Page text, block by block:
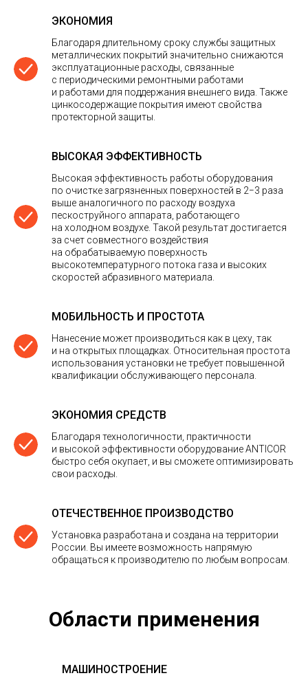
ЭКОНОМИЯ
Благодаря длительному сроку службы защитных
металлических покрытий значительно снижаются
эксплуатационные расходы, связанные
с периодическими ремонтными работами
и работами для поддержания внешнего вида. Также
цинкосодержащие покрытия имеют свойства
протекторной защиты.
ВЫСОКАЯ ЭФФЕКТИВНОСТЬ
Высокая эффективность работы оборудования
по очистке загрязненных поверхностей в 2−3 раза
выше аналогичного по расходу воздуха
пескоструйного аппарата, работающего
на холодном воздухе. Такой результат достигается
за счет совместного воздействия
на обрабатываемую поверхность
высокотемпературного потока газа и высоких
скоростей абразивного материала.
МОБИЛЬНОСТЬ И ПРОСТОТА
Нанесение может производиться как в цеху, так
и на открытых площадках. Относительная простота
использования установки не требует повышенной
квалификации обслуживающего персонала.
ЭКОНОМИЯ СРЕДСТВ
Благодаря технологичности, практичности
и высокой эффективности оборудование ANTICOR
быстро себя окупает, и вы сможете оптимизировать
свои расходы.
ОТЕЧЕСТВЕННОЕ ПРОИЗВОДСТВО
Установка разработана и создана на территории
России. Вы имеете возможность напрямую
обращаться к производителю по любым вопросам.
Области применения
МАШИНОСТРОЕНИЕ